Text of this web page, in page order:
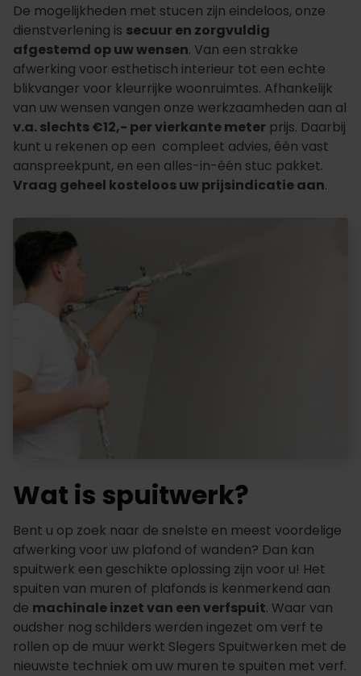
De mogelijkheden met stucen zijn eindeloos, onze
dienstverlening is secuur en zorgvuldig
afgestemd op uw wensen. Van een strakke
afwerking voor esthetisch interieur tot een echte
blikvanger voor kleurrijke woonruimtes. Afhankelijk
van uw wensen vangen onze werkzaamheden aan al
v.a. slechts €12,- per vierkante meter prijs. Daarbij
kunt u rekenen op een compleet advies, één vast
aanspreekpunt, en een alles-in-één stuc pakket.
Vraag geheel kosteloos uw prijsindicatie aan.
Wat is spuitwerk?
Bent u op zoek naar de snelste en meest voordelige
afwerking voor uw plafond of wanden? Dan kan
spuitwerk een geschikte oplossing zijn voor u! Het
spuiten van muren of plafonds is kenmerkend aan
de machinale inzet van een verfspuit. Waar van
oudsher nog schilders werden ingezet om verf te
rollen op de muur werkt Slegers Spuitwerken met de
nieuwste techniek om uw muren te spuiten met verf.